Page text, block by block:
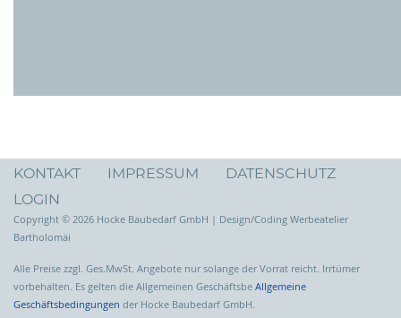
KONTAKT IMPRESSUM
DATENSCHUTZ
LOGIN
Copyright © 2026 Hocke Baubedarf GmbH | Design/Coding Werbeatelier
Bartholomäi
Alle Preise zzgl. Ges.MwSt. Angebote nur solange der Vorrat reicht. Irrtümer
vorbehalten. Es gelten die Allgemeinen Geschäftsbe Allgemeine
Geschäftsbedingungen der Hocke Baubedarf GmbH.